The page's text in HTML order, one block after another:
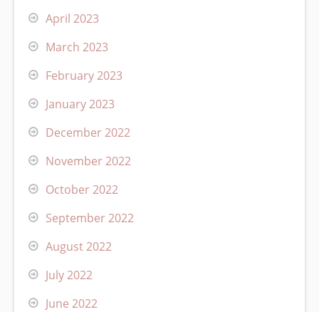
April 2023
March 2023
February 2023
January 2023
December 2022
November 2022
October 2022
September 2022
August 2022
July 2022
June 2022